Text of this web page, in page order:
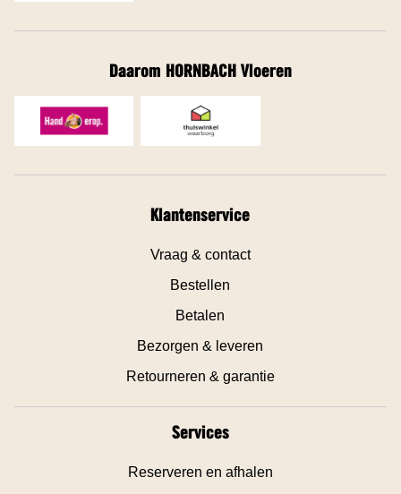
Daarom HORNBACH Vloeren
Klantenservice
Vraag & contact
Bestellen
Betalen
Bezorgen & leveren
Retourneren & garantie
Services
Reserveren en afhalen